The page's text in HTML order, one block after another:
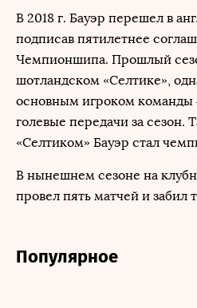
В 2018 г. Бауэр перешел в
подписав пятилетнее
Чемпионшипа. Прошлый
шотландском «Селтике»,
основным игроком команды
голевые передачи за сезон.
«Селтиком» Бауэр стал
В нынешнем сезоне на
провел пять матчей и забил
Популярное